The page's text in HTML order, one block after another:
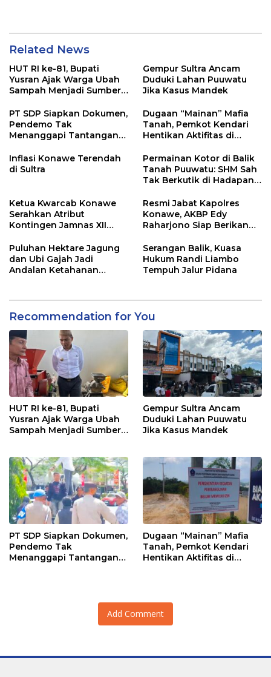
Related News
HUT RI ke-81, Bupati
Yusran Ajak Warga Ubah
Sampah Menjadi Sumber
Gempur Sultra Ancam
Duduki Lahan Puuwatu
Jika Kasus Mandek
PT SDP Siapkan Dokumen,
Pendemo Tak
Menanggapi Tantangan
Dugaan “Mainan” Mafia
Tanah, Pemkot Kendari
Hentikan Aktifitas di
Inflasi Konawe Terendah
di Sultra
Permainan Kotor di Balik
Tanah Puuwatu: SHM Sah
Tak Berkutik di Hadapan
Ketua Kwarcab Konawe
Serahkan Atribut
Kontingen Jamnas XII
Resmi Jabat Kapolres
Konawe, AKBP Edy
Raharjono Siap Berikan
Puluhan Hektare Jagung
dan Ubi Gajah Jadi
Andalan Ketahanan
Serangan Balik, Kuasa
Hukum Randi Liambo
Tempuh Jalur Pidana
Recommendation for You
HUT RI ke-81, Bupati
Yusran Ajak Warga Ubah
Sampah Menjadi Sumber
Gempur Sultra Ancam
Duduki Lahan Puuwatu
Jika Kasus Mandek
PT SDP Siapkan Dokumen,
Pendemo Tak
Menanggapi Tantangan
Dugaan “Mainan” Mafia
Tanah, Pemkot Kendari
Hentikan Aktifitas di
Add Comment